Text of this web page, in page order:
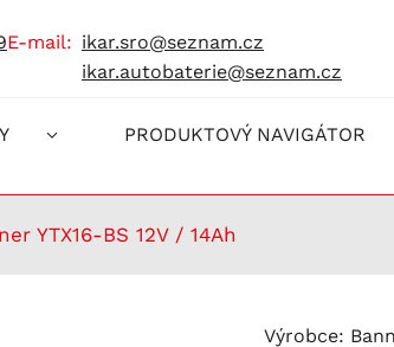
e-mail: ikar.sro@seznam.cz
ikar.autobaterie@seznam.cz
PRODUKTOVÝ NAVIGÁTOR
YTX16-BS 12V / 14Ah
Výrobce: